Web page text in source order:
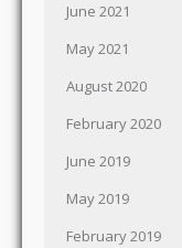
June 2021
May 2021
August 2020
February 2020
June 2019
May 2019
February 2019